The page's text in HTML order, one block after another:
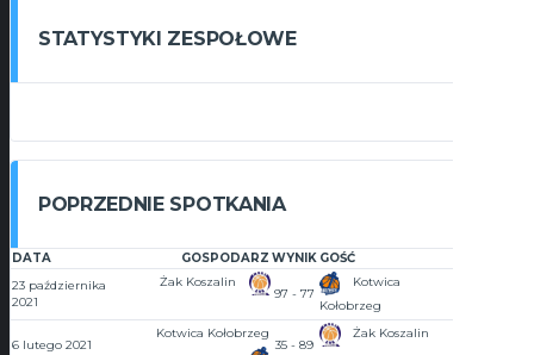
STATYSTYKI ZESPOŁOWE
POPRZEDNIE SPOTKANIA
DATA GOSPODARZ WYNIK GOŚĆ
23 października
2021
Żak Koszalin
97 - 77
Kotwica
Kołobrzeg
6 lutego 2021
Kotwica Kołobrzeg
35 - 89
Żak Koszalin